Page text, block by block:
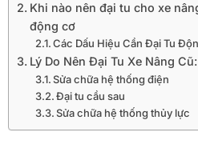
Khi nào nên đại tu cho xe
động cơ
Các Dấu Hiệu Cần Đại Tu
Lý Do Nên Đại Tu Xe Nâng Cũ:
Sửa chữa hệ thống điện
Đại tu cầu sau
Sửa chữa hệ thống thủy lực